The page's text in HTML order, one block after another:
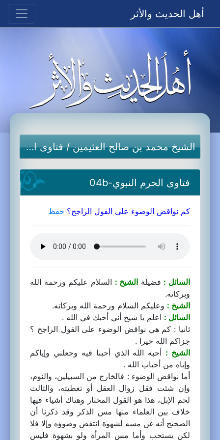
أهل الحديث والأثر
الشيخ محمد بن صالح العثيمين/فتاوى الحرم النبوي
فتاوى الحرم النبوي-04b
كم نواقض الوضوء على القول الراجح؟ حفظ
السائل : فضيلة الشيخ : السلام عليكم ورحمة الله
وبركاته.
الشيخ : وعليكم السلام ورحمة الله وبركاته.
السائل : اعلم يا شيخ أني أحبك في الله .
ثانيا : كم هي نواقض الوضوء على القول الراجح ؟
جزاكم الله خيرا .
الشيخ : أحبه الله الذي أحبنا فيه وجعلني وإياكم
وإياه من أحباب الله .
أما نواقض الوضوء : فالخارج من السبيلين، والنوم،
وإن شئت فقل زوال العقل أو تغطيته، والثالث
لحم الإبل، هذا هو القول المختار وهناك أشياء فيها
خلاف بين العلماء منها مس الذكر وقد ذكرنا أن
الصحيح أنه غن مسه لشهوة انتقض وضوؤه وإلا فلا
لكن يستحب وأما مس المرأة ولو بشهوة فليس